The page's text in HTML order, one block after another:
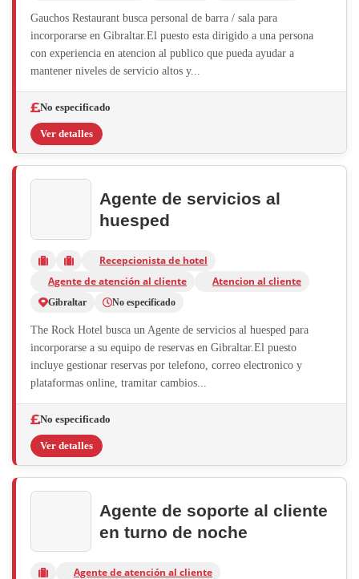
Gauchos Restaurant busca personal de barra / sala para
incorporarse en Gibraltar.El puesto esta dirigido a una persona
con experiencia en atencion al publico que pueda ayudar a
mantener niveles de servicio altos y...
No especificado
Ver detalles
Agente de servicios al
huesped
Recepcionista de hotel
Agente de atención al cliente
Atencion al cliente
Gibraltar No especificado
The Rock Hotel busca un Agente de servicios al huesped para
incorporarse a su equipo de reservas en Gibraltar.El puesto
incluye gestionar reservas por telefono, correo electronico y
plataformas online, tramitar cambios...
No especificado
Ver detalles
Agente de soporte al cliente
en turno de noche
Agente de atención al cliente